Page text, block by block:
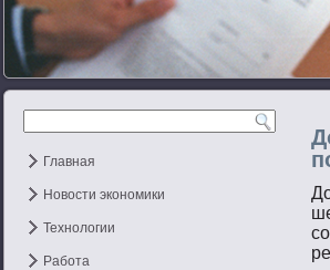
Главная
Новости экономики
Технологии
Работа